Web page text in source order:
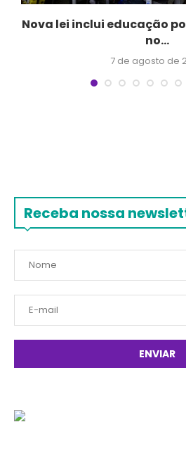
Nova lei inclui educação
no...
7 de agosto de
Receba nossa